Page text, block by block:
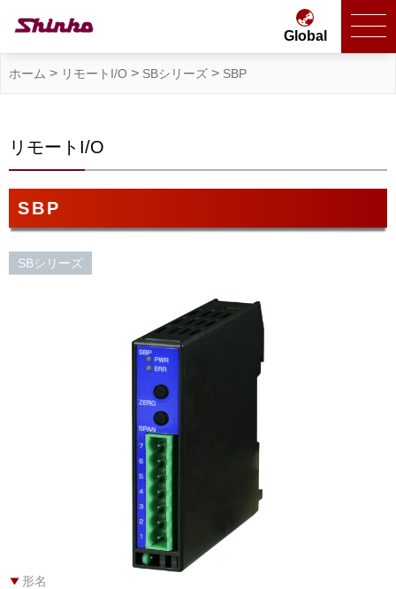
Global
ホーム > リモートI/O > SBシリーズ > SBP
リモートI/O
SBP
SBシリーズ
形名